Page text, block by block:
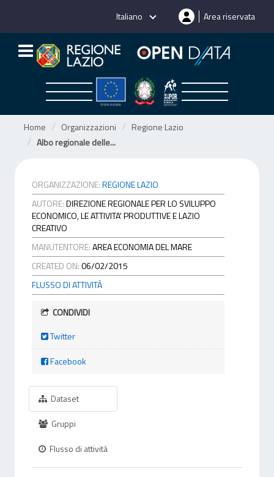
Italiano Area riservata
Home Organizzazioni
Regione Lazio
Albo regionale delle...
ORGANIZZAZIONE:REGIONE LAZIO
AUTORE:DIREZIONE REGIONALE PER LO SVILUPPO
ECONOMICO, LE ATTIVITA' PRODUTTIVE E LAZIO
CREATIVO
MANUTENTORE:AREA ECONOMIA DEL MARE
CREATED ON:06/02/2015
FLUSSO DI ATTIVITÀ
CONDIVIDI
Twitter
Facebook
Dataset
Gruppi
Flusso di attività